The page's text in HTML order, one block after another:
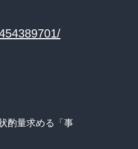
酌量求める「事